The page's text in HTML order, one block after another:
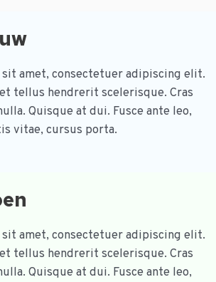
amet, consectetuer adipiscing elit.
tellus hendrerit scelerisque. Cras
Quisque at dui. Fusce ante leo,
vitae, cursus porta.
amet, consectetuer adipiscing elit.
tellus hendrerit scelerisque. Cras
Quisque at dui. Fusce ante leo,